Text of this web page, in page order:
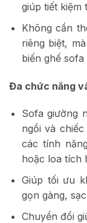
giúp tiết kiệm
Không cần
riêng biệt,
biến ghế
Đa chức năng
Sofa giường
ngồi và
các tính
hoặc loa tích
Giúp tối ưu
gọn gàng,
Chuyển đổi